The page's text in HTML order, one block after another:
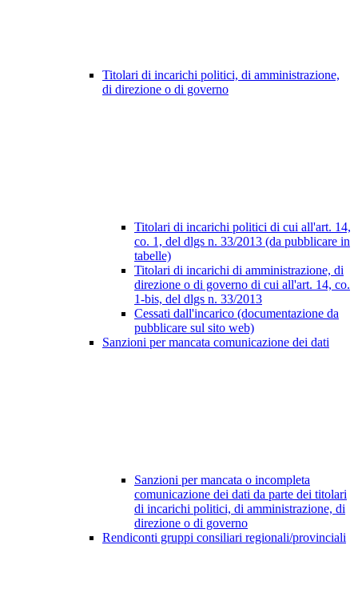
Titolari di incarichi politici, di amministrazione,
di direzione o di governo
Titolari di incarichi politici di cui all'art. 14,
co. 1, del dlgs n. 33/2013 (da pubblicare in
tabelle)
Titolari di incarichi di amministrazione, di
direzione o di governo di cui all'art. 14, co.
1-bis, del dlgs n. 33/2013
Cessati dall'incarico (documentazione da
pubblicare sul sito web)
Sanzioni per mancata comunicazione dei dati
Sanzioni per mancata o incompleta
comunicazione dei dati da parte dei titolari
di incarichi politici, di amministrazione, di
direzione o di governo
Rendiconti gruppi consiliari regionali/provinciali